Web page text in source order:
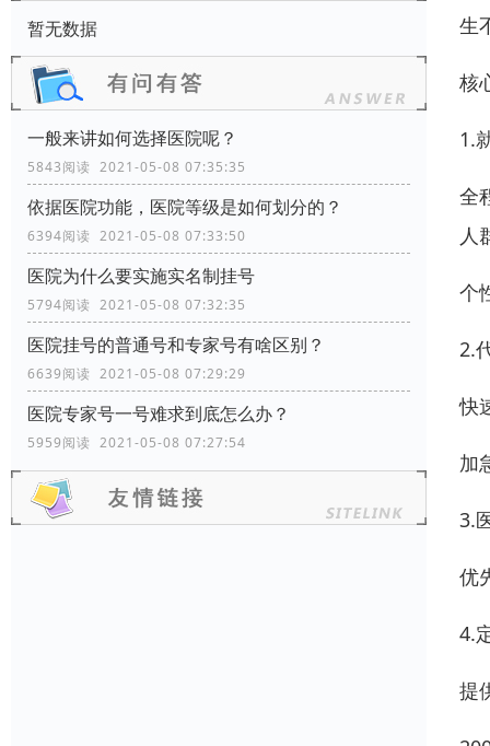
暂无数据
一般来讲如何选择医院呢？
5843阅读 2021-05-08 07:35:35
依据医院功能，医院等级是如何划分的？
6394阅读 2021-05-08 07:33:50
医院为什么要实施实名制挂号
5794阅读 2021-05-08 07:32:35
医院挂号的普通号和专家号有啥区别？
6639阅读 2021-05-08 07:29:29
医院专家号一号难求到底怎么办？
5959阅读 2021-05-08 07:27:54
生
核
1.
全
人
个
2.
快
加
3.
优
4.
提